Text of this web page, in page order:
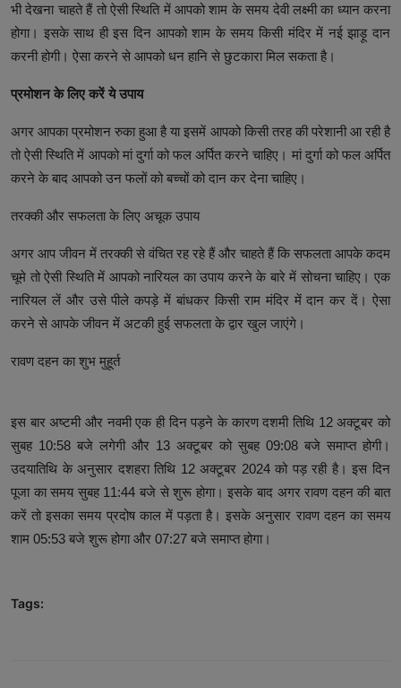
भी देखना चाहते हैं तो ऐसी स्थिति में आपको शाम के समय देवी लक्ष्मी का ध्यान करना
होगा। इसके साथ ही इस दिन आपको शाम के समय किसी मंदिर में नई झाड़ू दान
करनी होगी। ऐसा करने से आपको धन हानि से छुटकारा मिल सकता है।
प्रमोशन के लिए करें ये उपाय
अगर आपका प्रमोशन रुका हुआ है या इसमें आपको किसी तरह की परेशानी आ रही है
तो ऐसी स्थिति में आपको मां दुर्गा को फल अर्पित करने चाहिए। मां दुर्गा को फल अर्पित
करने के बाद आपको उन फलों को बच्चों को दान कर देना चाहिए।
तरक्की और सफलता के लिए अचूक उपाय
अगर आप जीवन में तरक्की से वंचित रह रहे हैं और चाहते हैं कि सफलता आपके कदम
चूमे तो ऐसी स्थिति में आपको नारियल का उपाय करने के बारे में सोचना चाहिए। एक
नारियल लें और उसे पीले कपड़े में बांधकर किसी राम मंदिर में दान कर दें। ऐसा
करने से आपके जीवन में अटकी हुई सफलता के द्वार खुल जाएंगे।
रावण दहन का शुभ मुहूर्त
इस बार अष्टमी और नवमी एक ही दिन पड़ने के कारण दशमी तिथि 12 अक्टूबर को
सुबह 10:58 बजे लगेगी और 13 अक्टूबर को सुबह 09:08 बजे समाप्त होगी।
उदयातिथि के अनुसार दशहरा तिथि 12 अक्टूबर 2024 को पड़ रही है। इस दिन
पूजा का समय सुबह 11:44 बजे से शुरू होगा। इसके बाद अगर रावण दहन की बात
करें तो इसका समय प्रदोष काल में पड़ता है। इसके अनुसार रावण दहन का समय
शाम 05:53 बजे शुरू होगा और 07:27 बजे समाप्त होगा।
Tags: